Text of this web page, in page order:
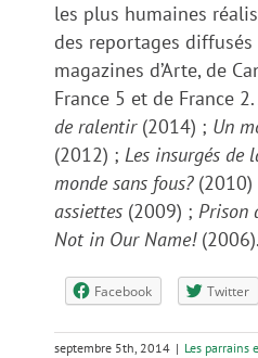
les plus humaines
des reportages diffusés
magazines d’Arte, de
France 5 et de France
de ralentir(2014) ; Un
(2012) ; Les insurgés de
monde sans fous?
assiettes (2009) ; Prison
Not in Our Name!(2006).
Facebook Twitter
septembre 5th, 2014 | Les parrains